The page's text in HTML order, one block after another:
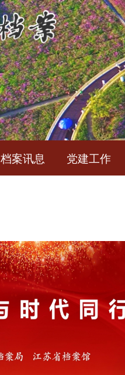
档案讯息 党建工作